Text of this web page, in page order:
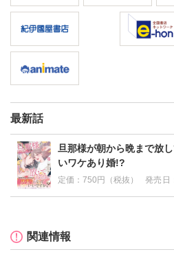
最新話
旦那様が朝から晩まで放
いワケあり婚!?
定価：750円（税抜） 発売日
関連情報